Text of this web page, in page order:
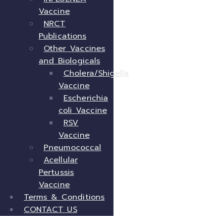
Vaccine
NRCT
Publications
Other Vaccines
and Biologicals
Cholera/Shigella
Vaccine
Escherichia
coli Vaccine
RSV
Vaccine
Pneumococcal
Acellular
Pertussis
Vaccine
Terms & Conditions
CONTACT US